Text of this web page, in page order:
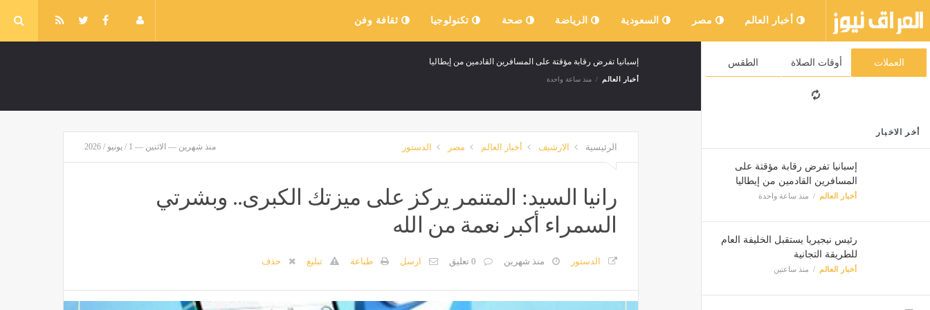
أخبار العالم مصر السعودية الرياضة صحة تكنولوجيا ثقافة وفن
العملات أوقات الصلاة الطقس
أخر الاخبار
إسبانيا تفرض رقابة مؤقتة على
المسافرين القادمين من إيطاليا
أخبار العالم منذ ساعة واحدة
رئيس نيجيريا يستقبل الخليفة العام
للطريقة التجانية
أخبار العالم منذ ساعتين
إسبانيا تفرض رقابة مؤقتة على المسافرين القادمين من إيطاليا
أخبار العالم منذ ساعة واحدة
الرئيسية الارشيف أخبار العالم مصر الدستور منذ شهرين — الاثنين — 1 / يونيو / 2026
رانيا السيد: المتنمر يركز على ميزتك الكبرى.. وبشرتي
السمراء أكبر نعمة من الله
الدستور منذ شهرين 0 تعليق ارسل طباعة تبليغ حذف